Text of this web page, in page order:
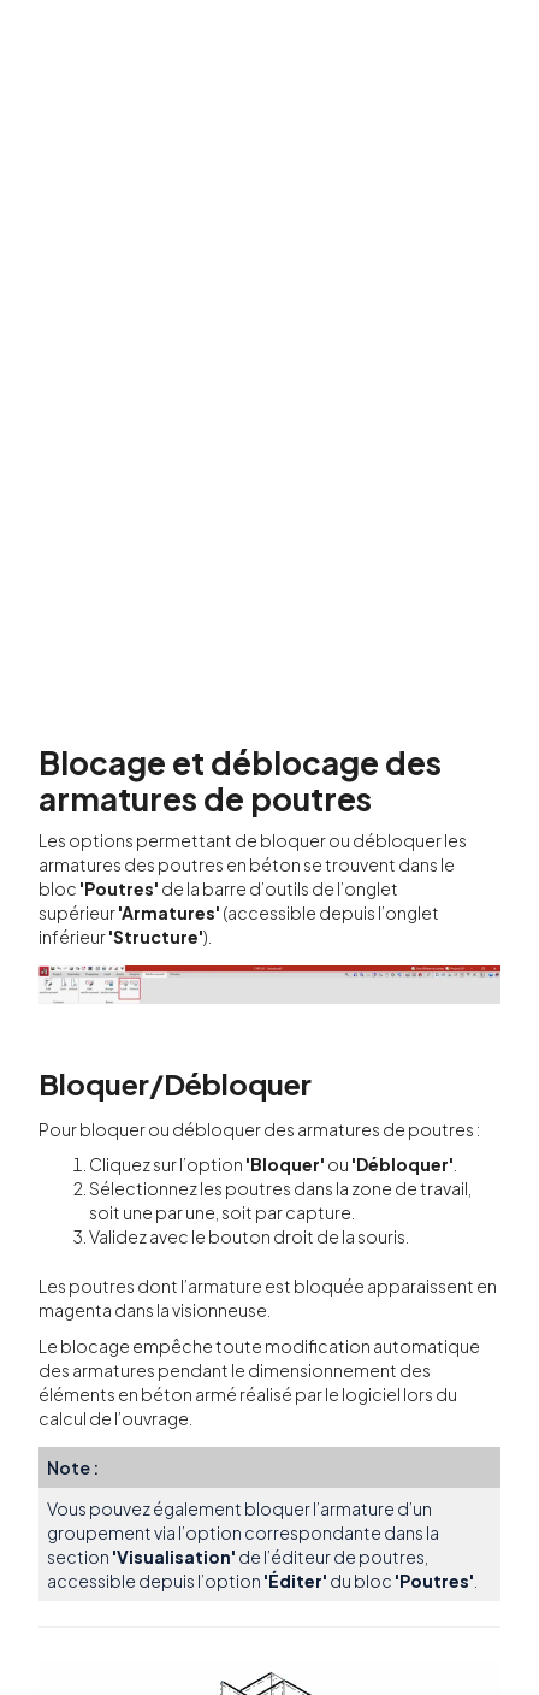
Blocage et déblocage des
armatures de poutres
Les options permettant de bloquer ou débloquer les
armatures des poutres en béton se trouvent dans le
bloc 'Poutres' de la barre d’outils de l’onglet
supérieur'Armatures' (accessible depuis l’onglet
inférieur'Structure').
Bloquer/Débloquer
Pour bloquer ou débloquer des armatures de poutres :
Cliquez sur l’option 'Bloquer' ou 'Débloquer'
Sélectionnez les poutres dans la zone de travail,
soit une par une, soit par capture.
Validez avec le bouton droit de la souris.
Les poutres dont l’armature est bloquée apparaissent en
magenta dans la visionneuse.
Le blocage empêche toute modification automatique
des armatures pendant le dimensionnement des
éléments en béton armé réalisé par le logiciel lors du
calcul de l’ouvrage.
Note :
Vous pouvez également bloquer l’armature d’un
groupement via l’option correspondante dans la
section 'Visualisation' de l’éditeur de poutres,
accessible depuis l’option 'Éditer' du bloc 'Poutres'